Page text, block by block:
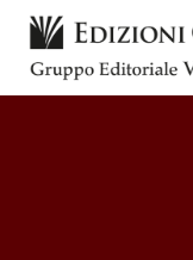
Salta
contenuto